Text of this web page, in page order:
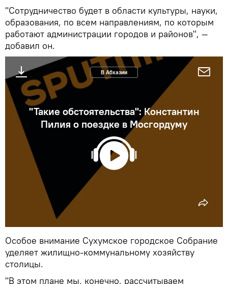
"Сотрудничество будет в области культуры, науки,
образования, по всем направлениям, по которым
работают администрации городов и районов", —
добавил он.
В Абхазии
"Такие обстоятельства": Константин
Пилия о поездке в Мосгордуму
Особое внимание Сухумское городское Собрание
уделяет жилищно-коммунальному хозяйству
столицы.
"В этом плане мы, конечно, рассчитываем